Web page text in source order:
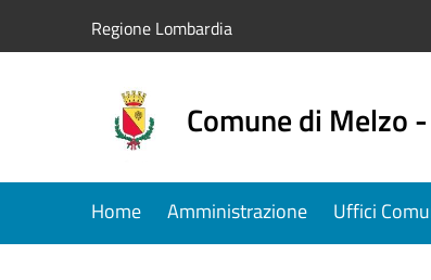
Regione Lombardia
Comune di Melzo
Home Amministrazione Uffici